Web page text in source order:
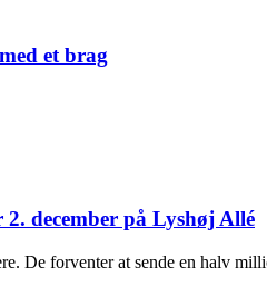
et brag
december på Lyshøj Allé
De forventer at sende en halv